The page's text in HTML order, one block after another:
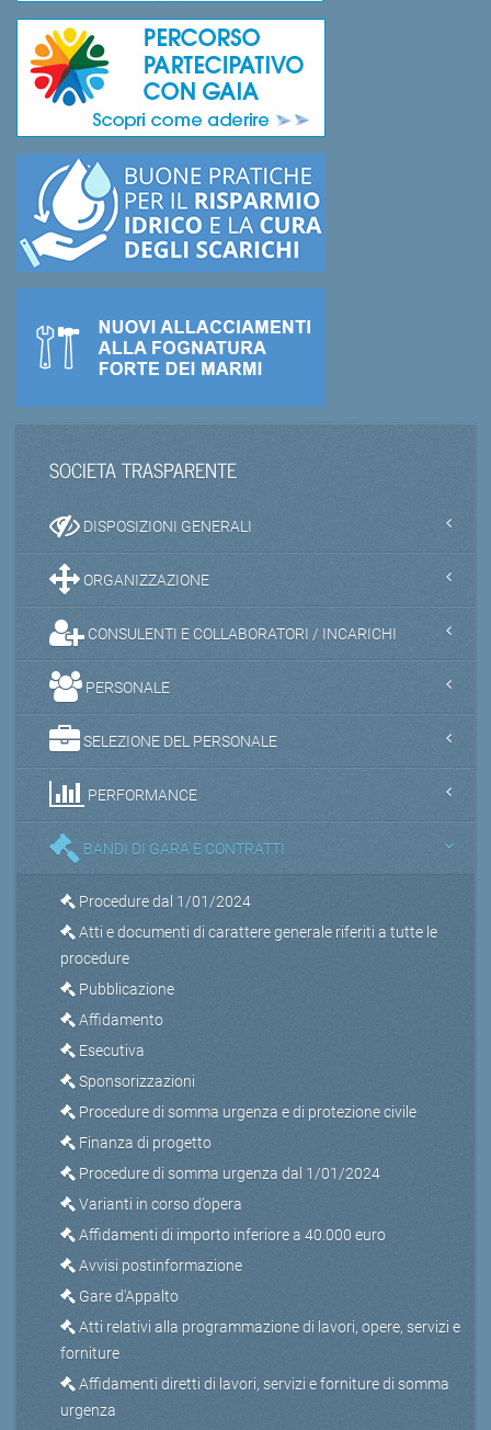
SOCIETA TRASPARENTE
DISPOSIZIONI GENERALI
ORGANIZZAZIONE
CONSULENTI E COLLABORATORI / INCARICHI
PERSONALE
SELEZIONE DEL PERSONALE
PERFORMANCE
BANDI DI GARA E CONTRATTI
Procedure dal 1/01/2024
Atti e documenti di carattere generale riferiti a tutte le
procedure
Pubblicazione
Affidamento
Esecutiva
Sponsorizzazioni
Procedure di somma urgenza e di protezione civile
Finanza di progetto
Procedure di somma urgenza dal 1/01/2024
Varianti in corso d’opera
Affidamenti di importo inferiore a 40.000 euro
Avvisi postinformazione
Gare d'Appalto
Atti relativi alla programmazione di lavori, opere, servizi e
forniture
Affidamenti diretti di lavori, servizi e forniture di somma
urgenza